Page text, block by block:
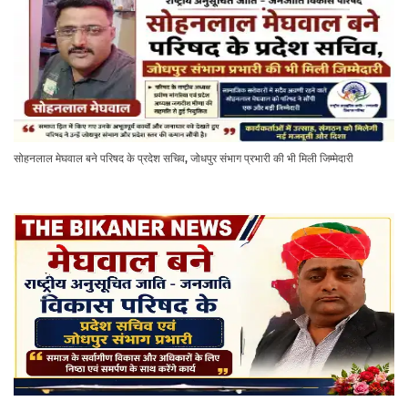
सोहनलाल मेघवाल बने परिषद के प्रदेश सचिव, जोधपुर संभाग प्रभारी की भी मिली जिम्मेदारी